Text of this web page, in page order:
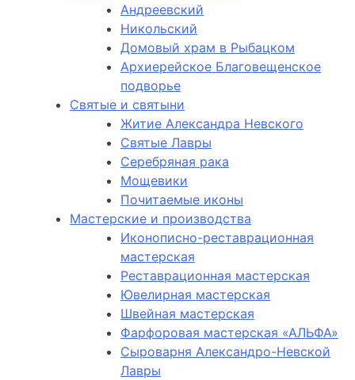
Андреевский
Никольский
Домовый храм в Рыбацком
Архиерейское Благовещенское
подворье
Святые и святыни
Житие Александра Невского
Святые Лавры
Серебряная рака
Мощевики
Почитаемые иконы
Мастерские и производства
Иконописно-реставрационная
мастерская
Реставрационная мастерская
Ювелирная мастерская
Швейная мастерская
Фарфоровая мастерская «АЛЬФА»
Сыроварня Александро-Невской
Лавры